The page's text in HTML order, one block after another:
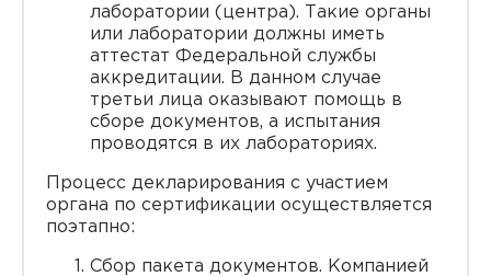
лаборатории (центра). Такие органы
или лаборатории должны иметь
аттестат Федеральной службы
аккредитации. В данном случае
третьи лица оказывают помощь в
сборе документов, а испытания
проводятся в их лабораториях.
Процесс декларирования с участием
органа по сертификации осуществляется
поэтапно:
Сбор пакета документов. Компанией